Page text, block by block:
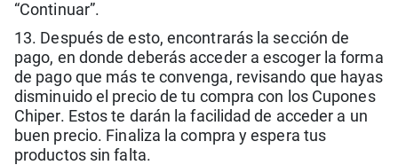
“Continuar”.
13. Después de esto, encontrarás la sección de
pago, en donde deberás acceder a escoger la forma
de pago que más te convenga, revisando que hayas
disminuido el precio de tu compra con los Cupones
Chiper. Estos te darán la facilidad de acceder a un
buen precio. Finaliza la compra y espera tus
productos sin falta.